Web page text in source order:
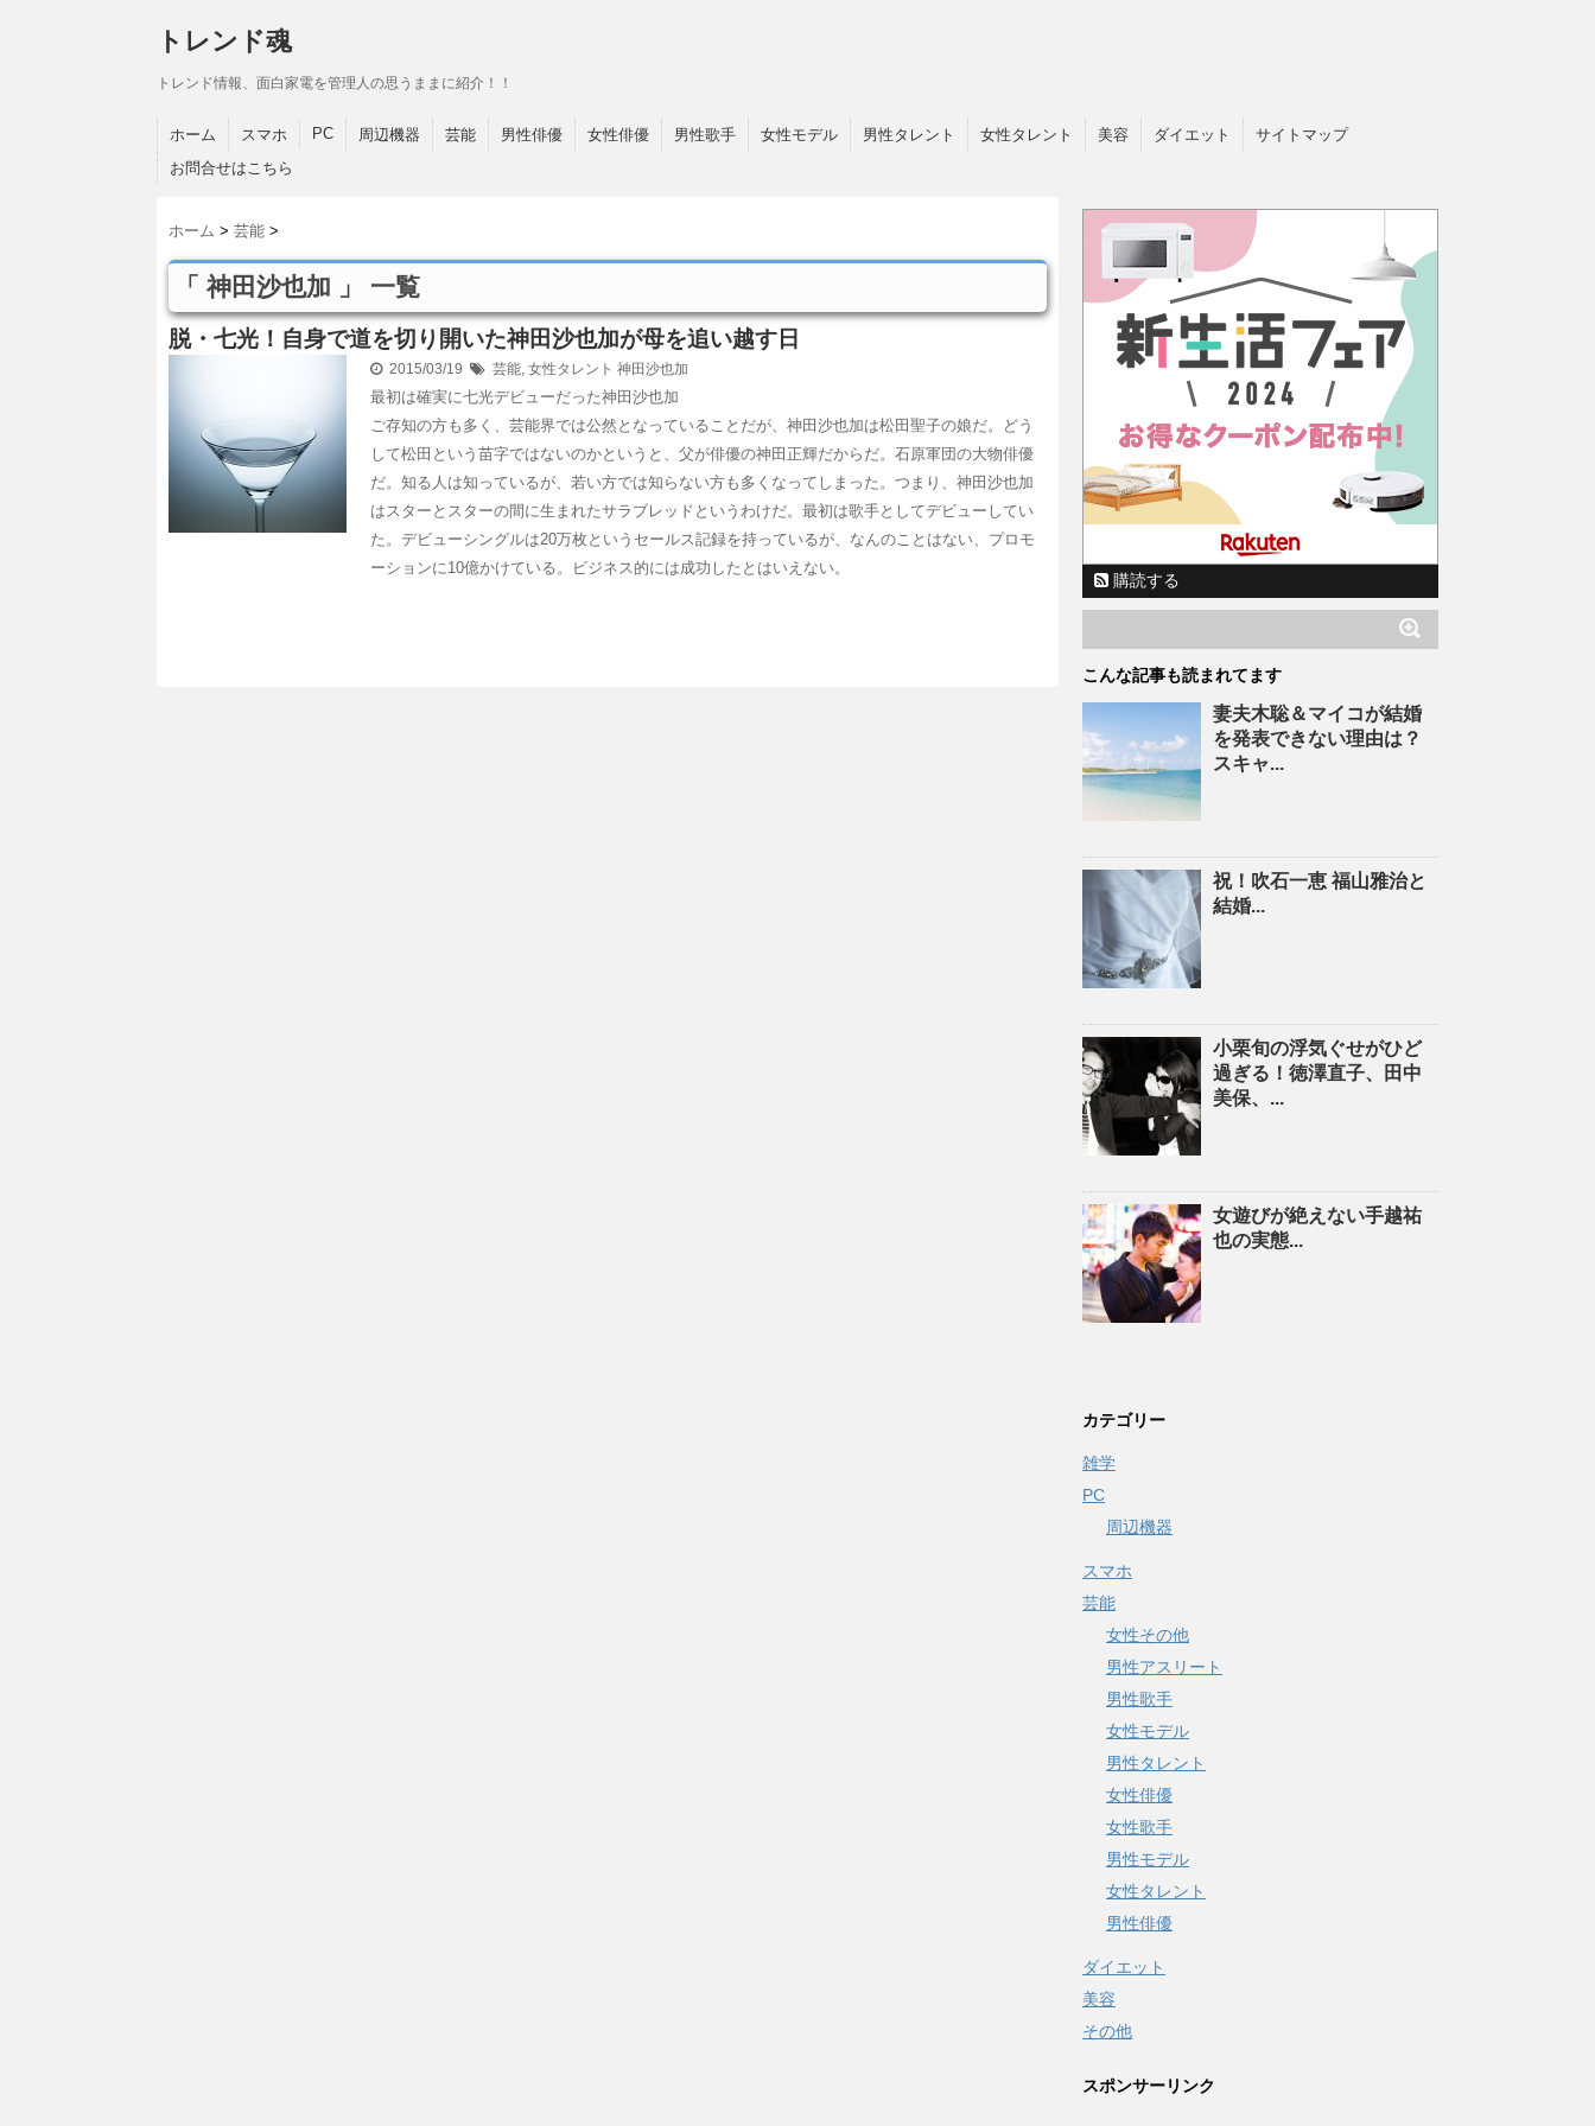
トレンド魂
トレンド情報、面白家電を管理人の思うままに紹介！！
ホーム スマホ PC 周辺機器 芸能 男性俳優 女性俳優 男性歌手 女性モデル 男性タレント 女性タレント 美容 ダイエット
サイトマップ
お問合せはこちら
ホーム > 芸能 >
「 神田沙也加 」 一覧
脱・七光！自身で道を切り開いた神田沙也加が母を追い越す日
2015/03/19 芸能, 女性タレント 神田沙也加
最初は確実に七光デビューだった神田沙也加
ご存知の方も多く、芸能界では公然となっていることだが、神田沙也加は松田聖子の娘だ。どう
して松田という苗字ではないのかというと、父が俳優の神田正輝だからだ。石原軍団の大物俳優
だ。知る人は知っているが、若い方では知らない方も多くなってしまった。つまり、神田沙也加
はスターとスターの間に生まれたサラブレッドというわけだ。最初は歌手としてデビューしてい
た。デビューシングルは20万枚というセールス記録を持っているが、なんのことはない、プロモ
ーションに10億かけている。ビジネス的には成功したとはいえない。
購読する
こんな記事も読まれてます
妻夫木聡＆マイコが結婚
を発表できない理由は？
スキャ...
祝！吹石一恵 福山雅治と
結婚...
小栗旬の浮気ぐせがひど
過ぎる！徳澤直子、田中
美保、...
女遊びが絶えない手越祐
也の実態...
カテゴリー
雑学
PC
周辺機器
スマホ
芸能
女性その他
男性アスリート
男性歌手
女性モデル
男性タレント
女性俳優
女性歌手
男性モデル
女性タレント
男性俳優
ダイエット
美容
その他
スポンサーリンク